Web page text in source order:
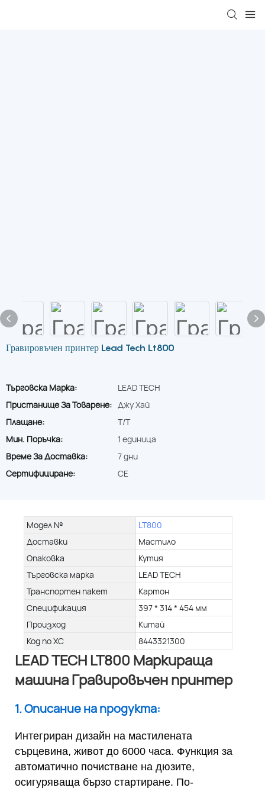
Гравировъчен принтер Lead Tech Lt800
Търговска Марка:
LEAD TECH
Пристанище За Товарене: Джу Хай
Плащане:
T/T
Мин. Поръчка:
1 единица
Време За Доставка:
7 дни
Сертифициране:
CE
Модел №
LT800
Доставки
Мастило
Опаковка
Кутия
Търговска марка
LEAD TECH
Транспортен пакет
Картон
Спецификация
397 * 314 * 454 мм
Произход
Китай
Код по ХС
8443321300
LEAD TECH LT800 Маркираща
машина Гравировъчен принтер
1. Описание на продукта:
Интегриран дизайн на мастилената
сърцевина, живот до 6000 часа. Функция за
автоматично почистване на дюзите,
осигуряваща бързо стартиране. По-